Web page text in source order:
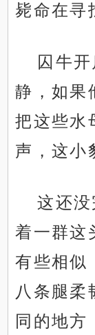
毙命在寻
囚牛
静，如果
把这些水
声，这小
这还
着一群这
有些相似
八条腿柔
同的地方